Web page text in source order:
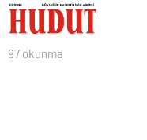
97 okunma